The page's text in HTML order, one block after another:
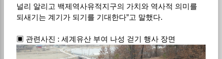
널리 알리고 백제역사유적지구의 가치와 역사적 의미를
되새기는 계기가 되기를 기대한다”고 말했다.
▣ 관련사진 : 세계유산 부여 나성 걷기 행사 장면